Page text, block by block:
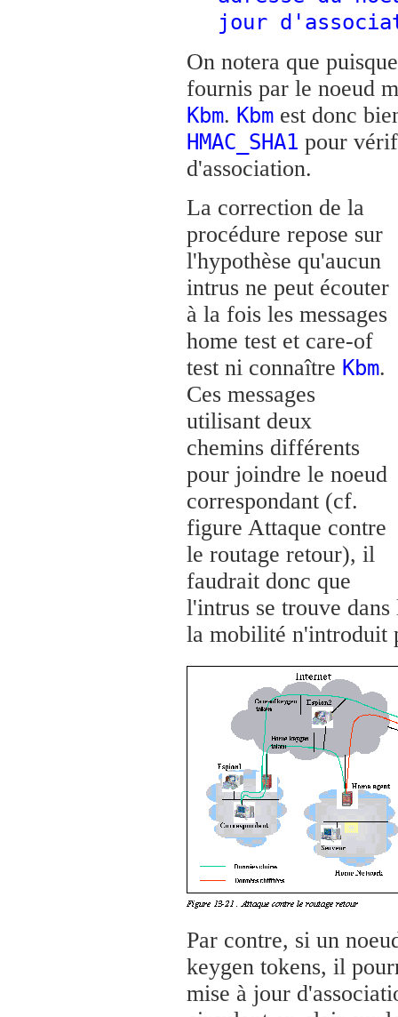
jour
On notera que
fournis par le noeud
Kbm. Kbm est donc
HMAC_SHA1 pour
d'association.
La correction de la
procédure repose sur
l'hypothèse qu'aucun
intrus ne peut écouter
à la fois les messages
home test et care-of
test ni connaître Kbm.
Ces messages
utilisant deux
chemins différents
pour joindre le noeud
correspondant (cf.
figure Attaque contre
le routage retour), il
faudrait donc que
l'intrus se trouve dans
la mobilité n'introduit
Par contre, si un
keygen tokens, il
mise à jour